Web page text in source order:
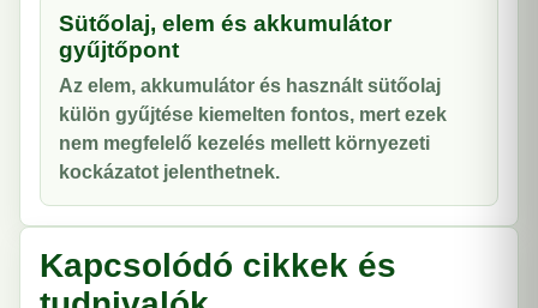
Sütőolaj, elem és akkumulátor
gyűjtőpont
Az elem, akkumulátor és használt sütőolaj
külön gyűjtése kiemelten fontos, mert ezek
nem megfelelő kezelés mellett környezeti
kockázatot jelenthetnek.
Kapcsolódó cikkek és